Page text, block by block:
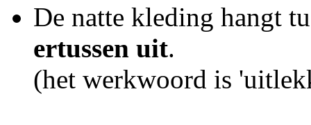
De natte kleding hangt
ertussen uit.
(het werkwoord is